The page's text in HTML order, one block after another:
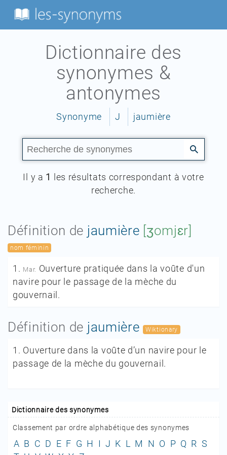
Dictionnaire des
synonymes &
antonymes
Synonyme J jaumière
Il y a 1
les résultats correspondant à votre
recherche.
Définition de jaumière [ʒomjɛr]
nom féminin
1. Mar. Ouverture pratiquée dans la voûte d'un
navire pour le passage de la mèche du
gouvernail.
Définition de jaumière Wiktionary
1. Ouverture dans la voûte d’un navire pour le
passage de la mèche du gouvernail.
Dictionnaire des synonymes
Classement par ordre alphabétique des synonymes
A B C D E F G H I J K L M N O P Q R S